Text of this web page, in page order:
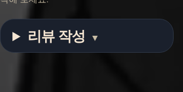
리뷰 작성 ▼